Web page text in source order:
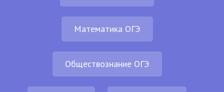
Математика ОГЭ
Обществознание ОГЭ